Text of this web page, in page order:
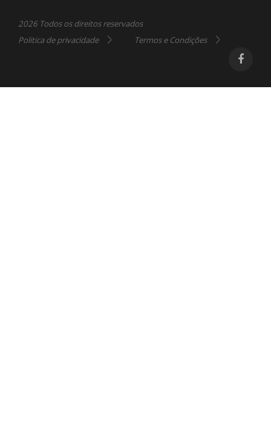
2026 Todos os direitos reservados
Politica de privacidade
Termos e Condições